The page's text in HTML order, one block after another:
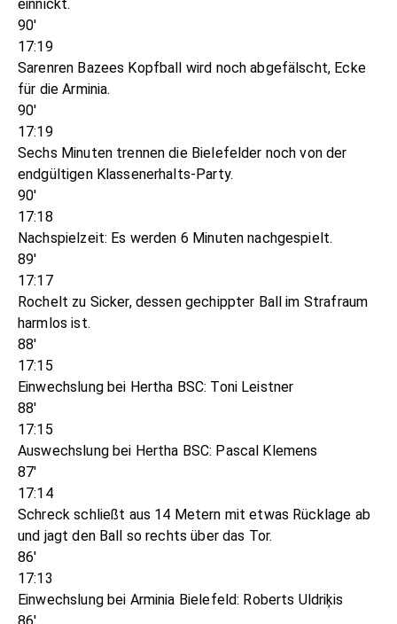
einnickt.
90'
17:19
Sarenren Bazees Kopfball wird noch abgefälscht, Ecke
für die Arminia.
90'
17:19
Sechs Minuten trennen die Bielefelder noch von der
endgültigen Klassenerhalts-Party.
90'
17:18
Nachspielzeit: Es werden 6 Minuten nachgespielt.
89'
17:17
Rochelt zu Sicker, dessen gechippter Ball im Strafraum
harmlos ist.
88'
17:15
Einwechslung bei Hertha BSC: Toni Leistner
88'
17:15
Auswechslung bei Hertha BSC: Pascal Klemens
87'
17:14
Schreck schließt aus 14 Metern mit etwas Rücklage ab
und jagt den Ball so rechts über das Tor.
86'
17:13
Einwechslung bei Arminia Bielefeld: Roberts Uldriķis